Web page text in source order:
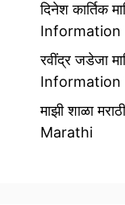
दिनेश कार्तिक
Information
रवींद्र जडेजा
Information
माझी शाळा
Marathi